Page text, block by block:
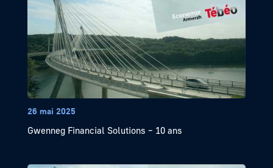
26 mai 2025
Gwenneg Financial Solutions – 10 ans